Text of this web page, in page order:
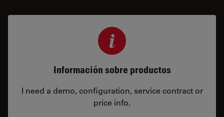
Información sobre productos
I need a demo, configuration, service contract or
price info.